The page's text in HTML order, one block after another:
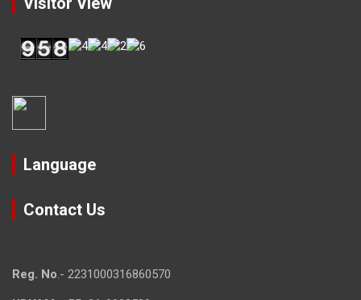
Language
Contact Us
Reg. No.- 2231000316860570